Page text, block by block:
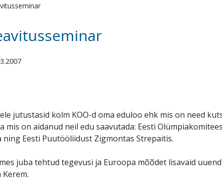
jutustasid kolm KOO-d oma eduloo ehk mis on need
mis on aidanud neil edu saavutada: Eesti
ning Eesti Puutööliidust Zigmontas Strepaitis.
juba tehtud tegevusi ja Euroopa mõõdet lisavaid